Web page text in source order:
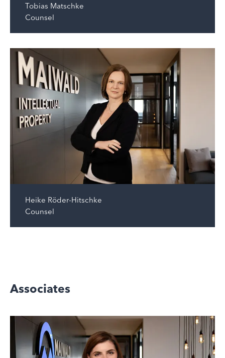
Tobias Matschke
Counsel
Heike Röder-Hitschke
Counsel
Associates